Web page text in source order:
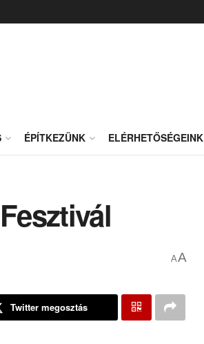
ÉPÍTKEZÜNK ELÉRHETŐSÉGEINK
AA
Twitter megosztás